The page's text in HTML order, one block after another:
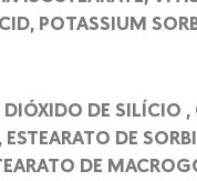
POTASSIUM
DE SILÍCIO
DE
DE